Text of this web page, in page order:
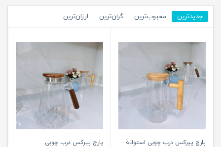
جدیدترین محبوب‌ترین گران‌ترین ارزان‌ترین
پارچ پیرکس درب چوبی استوانه پارچ پیرکس درب چوبی